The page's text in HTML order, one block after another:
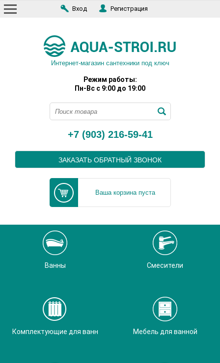
Вход Регистрация
Интернет-магазин сантехники под ключ
Режим работы:
Пн-Вс с 9:00 до 19:00
+7 (903) 216-59-41
ЗАКАЗАТЬ ОБРАТНЫЙ ЗВОНОК
Ваша корзина пуста
Ванны Смесители
Комплектующие для ванн Мебель для ванной